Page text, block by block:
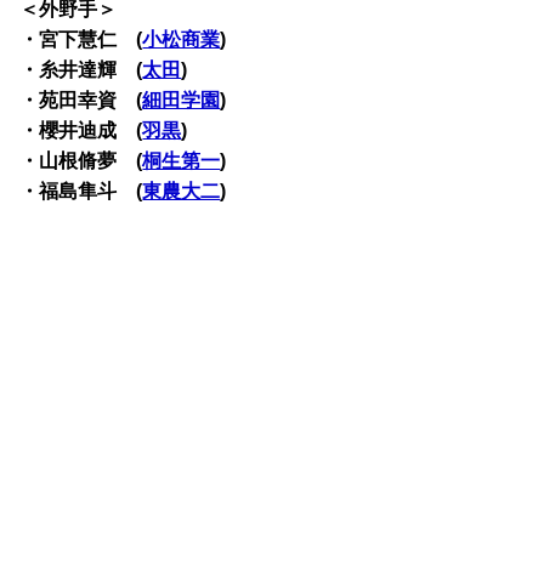
＜外野手＞
・宮下慧仁 (小松商業)
・糸井達輝 (太田)
・苑田幸資 (細田学園)
・櫻井迪成 (羽黒)
・山根脩夢 (桐生第一)
・福島隼斗 (東農大二)